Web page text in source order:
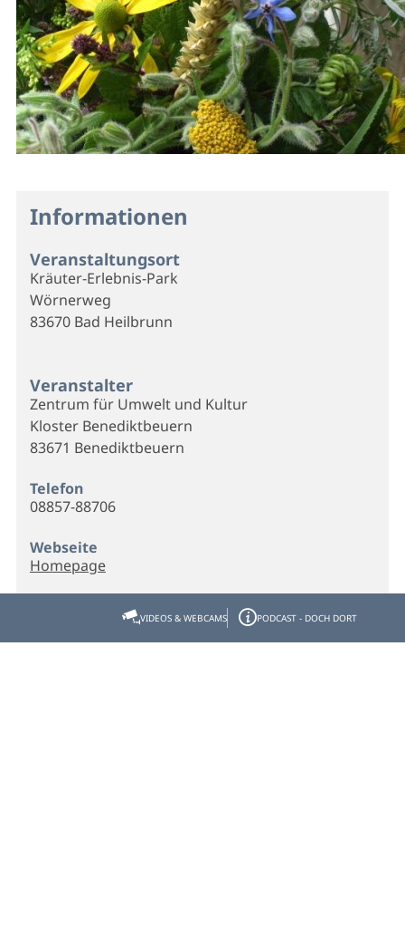
Informationen
Veranstaltungsort
Kräuter-Erlebnis-Park
Wörnerweg
83670 Bad Heilbrunn
Veranstalter
Zentrum für Umwelt und Kultur
Kloster Benediktbeuern
83671 Benediktbeuern
Telefon
08857-88706
Webseite
Homepage
VIDEOS & WEBCAMS PODCAST - DOCH DORT